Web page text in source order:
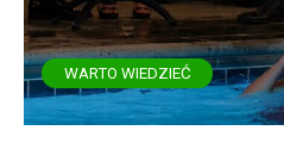
WARTO WIEDZIEĆ